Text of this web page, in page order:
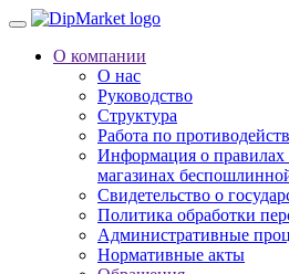
О компании
О нас
Руководство
Структура
Работа по
Информация о правилах
магазинах
Свидетельство о
Политика обработки
Административные
Нормативные акты